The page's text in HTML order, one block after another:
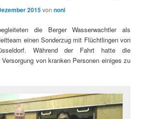
2015vonnoni
die Berger Wasserwachtler als
einen Sonderzug mit Flüchtlingen von
Während der Fahrt hatte die
von kranken Personen einiges zu